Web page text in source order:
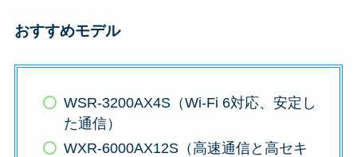
おすすめモデル
WSR-3200AX4S（Wi-Fi 6対応、安定し
た通信）
WXR-6000AX12S（高速通信と高セキ